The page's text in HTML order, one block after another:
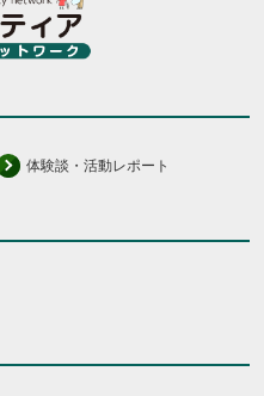
体験談・活動レポート